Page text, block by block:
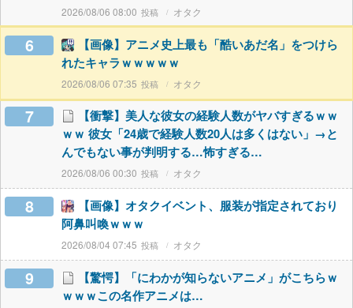
2026/08/06 08:00 オタク
6
【画像】アニメ史上最も「酷いあだ名」をつけら
れたキャラｗｗｗｗｗ
2026/08/06 07:35 オタク
7
【衝撃】美人な彼女の経験人数がヤバすぎるｗｗ
ｗｗ 彼女「24歳で経験人数20人は多くはない」→と
んでもない事が判明する…怖すぎる…
2026/08/06 00:30 オタク
8
【画像】オタクイベント、服装が指定されており
阿鼻叫喚ｗｗｗ
2026/08/04 07:45 オタク
9
【驚愕】「にわかが知らないアニメ」がこちらｗ
ｗｗｗこの名作アニメは…